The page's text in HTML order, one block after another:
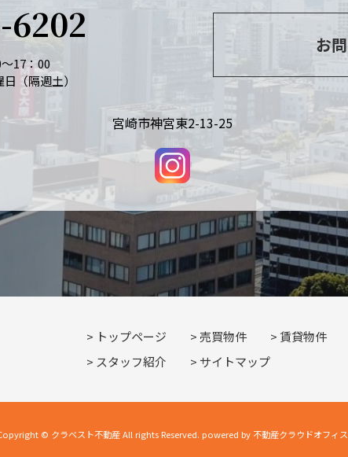
6202
17：00
（隔週土）
お
宮崎市神宮東2-13-25
トップページ 売買物件
賃貸物件
スタッフ紹介
サイトマップ
© クラベスト不動産 All rights Reserved. powered by 不動産クラウドオフィス